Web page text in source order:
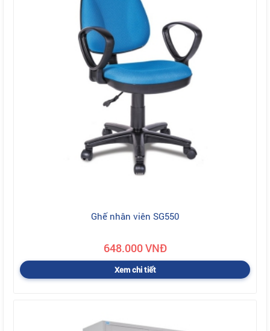
Ghế nhân viên SG550
648.000 VNĐ
Xem chi tiết